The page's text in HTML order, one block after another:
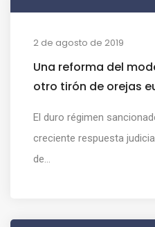
2 de agosto de 2019
Una reforma del
otro tirón de orejas
El duro régimen
creciente respuesta
de...